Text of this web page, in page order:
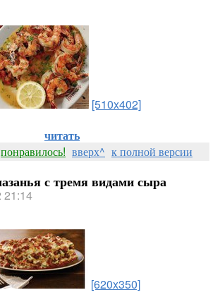
[510x402]
читать
понравилось! вверх^ к полной версии
с тремя видами сыра
21:14
[620x350]